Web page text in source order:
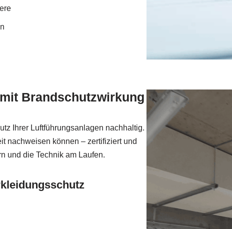
Brandschutzwirkung
Ihrer Luftführungsanlagen nachhaltig.
nachweisen können – zertifiziert und
und die Technik am Laufen.